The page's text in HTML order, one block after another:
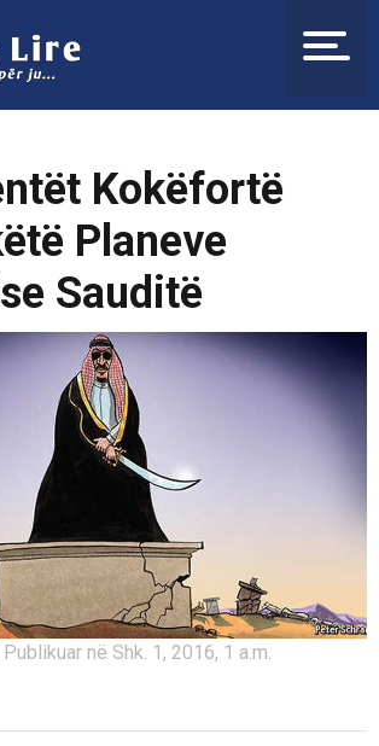
Kokëfortë
Planeve
Sauditë
Publikuar në Shk. 1, 2016, 1 a.m.